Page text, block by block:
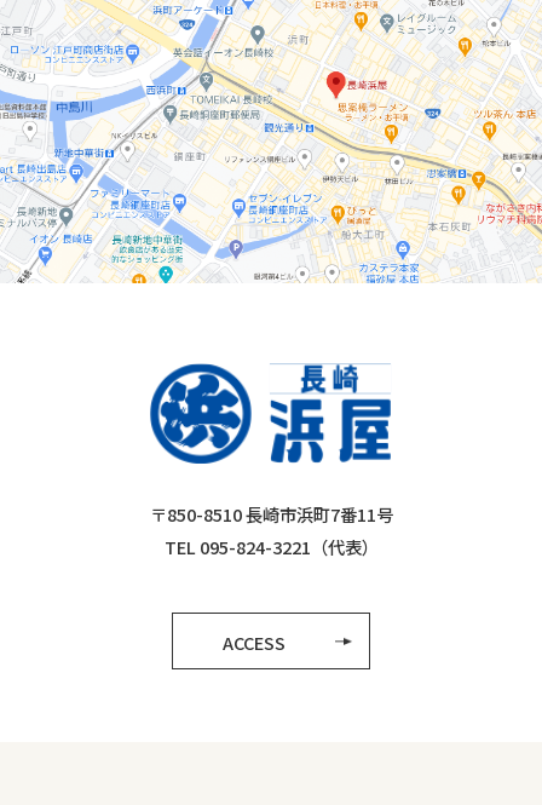
〒850-8510 長崎市浜町7番11号
TEL 095-824-3221（代表）
ACCESS